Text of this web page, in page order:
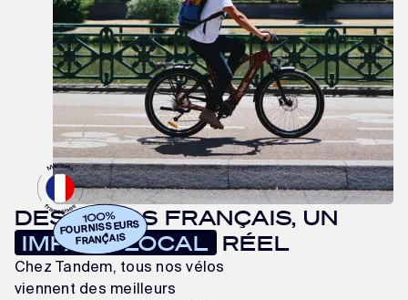
1OO%
FOURNISSEURS
FRANÇAIS
DES VÉLOS FRANÇAIS, UN
IMPACT LOCAL RÉEL
Chez Tandem, tous nos vélos
viennent des meilleurs